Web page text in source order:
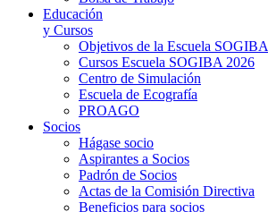
Educación
y Cursos
Objetivos de la Escuela SOGIBA
Cursos Escuela SOGIBA 2026
Centro de Simulación
Escuela de Ecografía
PROAGO
Socios
Hágase socio
Aspirantes a Socios
Padrón de Socios
Actas de la Comisión Directiva
Beneficios para socios